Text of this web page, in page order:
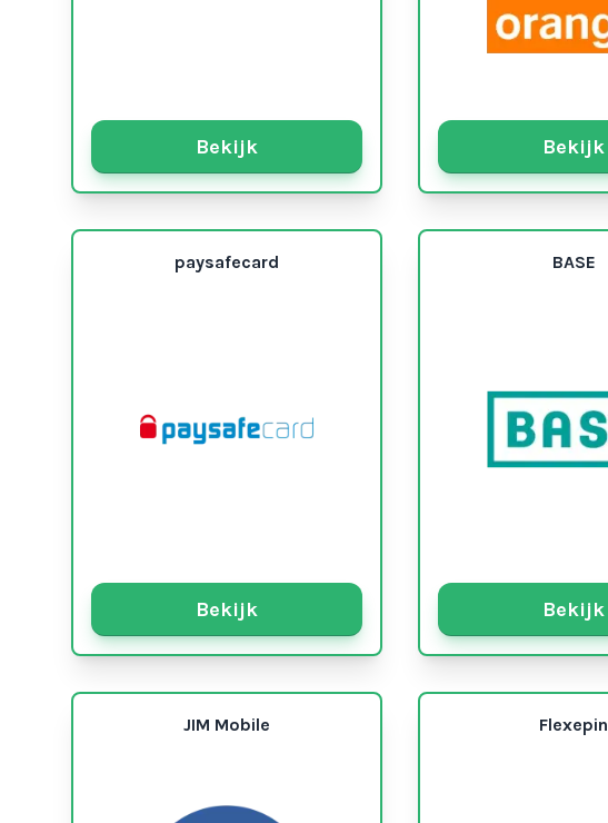
Bekijk Bekijk
paysafecard
Bekijk
BASE
Bekijk
JIM Mobile Flexepin